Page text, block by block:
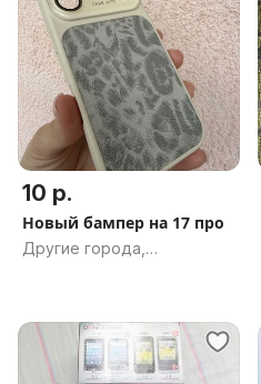
10 р.
Новый бампер на 17 про
Другие города,